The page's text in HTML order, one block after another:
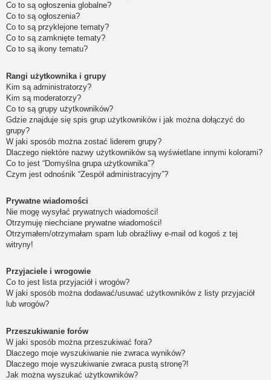
Co to są ogłoszenia globalne?
Co to są ogłoszenia?
Co to są przyklejone tematy?
Co to są zamknięte tematy?
Co to są ikony tematu?
Rangi użytkownika i grupy
Kim są administratorzy?
Kim są moderatorzy?
Co to są grupy użytkowników?
Gdzie znajduje się spis grup użytkowników i jak można dołączyć do
grupy?
W jaki sposób można zostać liderem grupy?
Dlaczego niektóre nazwy użytkowników są wyświetlane innymi kolorami?
Co to jest “Domyślna grupa użytkownika”?
Czym jest odnośnik “Zespół administracyjny”?
Prywatne wiadomości
Nie mogę wysyłać prywatnych wiadomości!
Otrzymuję niechciane prywatne wiadomości!
Otrzymałem/otrzymałam spam lub obraźliwy e-mail od kogoś z tej
witryny!
Przyjaciele i wrogowie
Co to jest lista przyjaciół i wrogów?
W jaki sposób można dodawać/usuwać użytkowników z listy przyjaciół
lub wrogów?
Przeszukiwanie forów
W jaki sposób można przeszukiwać fora?
Dlaczego moje wyszukiwanie nie zwraca wyników?
Dlaczego moje wyszukiwanie zwraca pustą stronę?!
Jak można wyszukać użytkowników?